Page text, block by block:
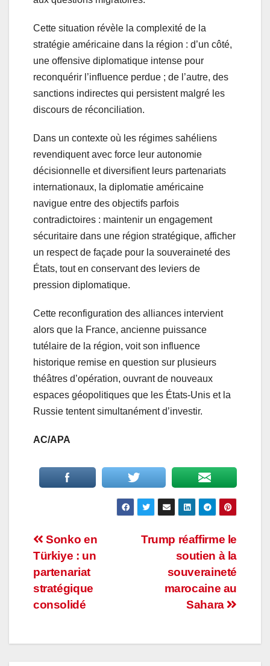
Cette situation révèle la complexité de la
stratégie américaine dans la région : d’un côté,
une offensive diplomatique intense pour
reconquérir l’influence perdue ; de l’autre, des
sanctions indirectes qui persistent malgré les
discours de réconciliation.
Dans un contexte où les régimes sahéliens
revendiquent avec force leur autonomie
décisionnelle et diversifient leurs partenariats
internationaux, la diplomatie américaine
navigue entre des objectifs parfois
contradictoires : maintenir un engagement
sécuritaire dans une région stratégique, afficher
un respect de façade pour la souveraineté des
États, tout en conservant des leviers de
pression diplomatique.
Cette reconfiguration des alliances intervient
alors que la France, ancienne puissance
tutélaire de la région, voit son influence
historique remise en question sur plusieurs
théâtres d’opération, ouvrant de nouveaux
espaces géopolitiques que les États-Unis et la
Russie tentent simultanément d’investir.
AC/APA
Navigation
de
l’article
Trump réaffirme le
soutien à la
souveraineté
marocaine au
Sahara
Sonko en
Türkiye : un
partenariat
stratégique
consolidé